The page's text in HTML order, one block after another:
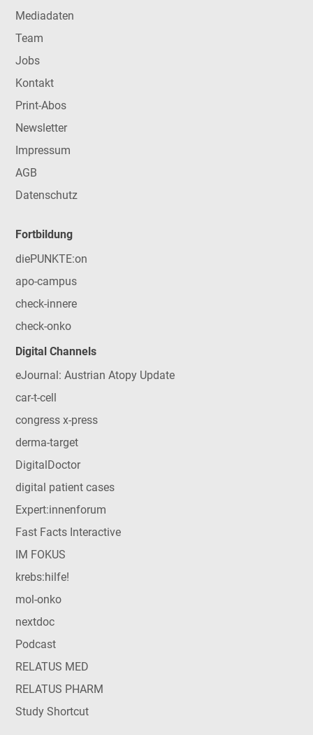
Mediadaten
Team
Jobs
Kontakt
Print-Abos
Newsletter
Impressum
AGB
Datenschutz
Fortbildung
diePUNKTE:on
apo-campus
check-innere
check-onko
Digital Channels
eJournal: Austrian Atopy Update
car-t-cell
congress x-press
derma-target
DigitalDoctor
digital patient cases
Expert:innenforum
Fast Facts Interactive
IM FOKUS
krebs:hilfe!
mol-onko
nextdoc
Podcast
RELATUS MED
RELATUS PHARM
Study Shortcut